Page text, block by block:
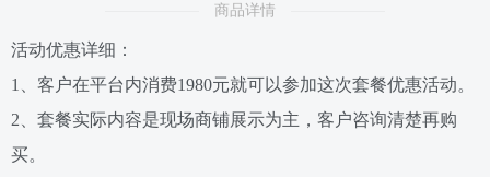
商品详情
活动优惠详细：
1、客户在平台内消费1980元就可以参加这次套餐优惠活动。
2、套餐实际内容是现场商铺展示为主，客户咨询清楚再购
买。